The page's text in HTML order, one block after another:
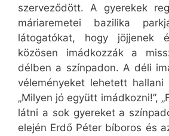
szerveződött. A gyerekek
máriaremetei bazilika
látogatókat, hogy jöjjenek
közösen imádkozzák a
délben a színpadon. A déli
véleményeket lehetett
„Milyen jó együtt imádkozni!”,
látni a sok gyereket a
elején Erdő Péter bíboros és